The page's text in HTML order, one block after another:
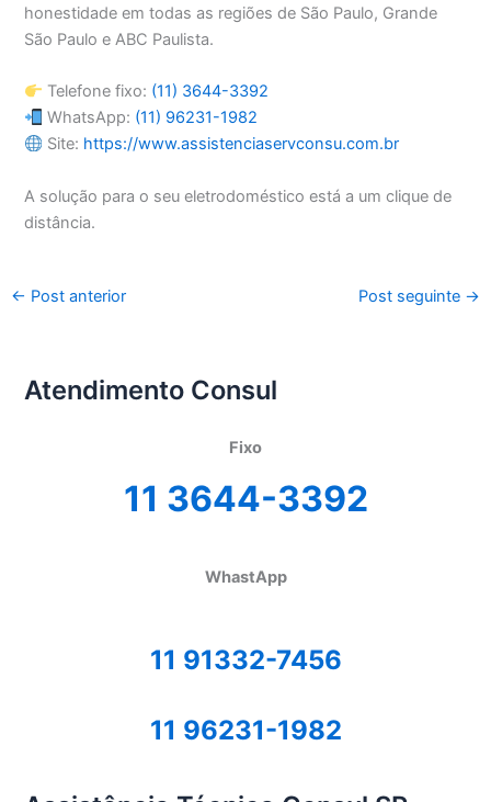
honestidade em todas as regiões de São Paulo, Grande
São Paulo e ABC Paulista.
Telefone fixo: (11) 3644-3392
WhatsApp: (11) 96231-1982
Site: https://www.assistenciaservconsu.com.br
A solução para o seu eletrodoméstico está a um clique de
distância.
← Post anterior Post seguinte →
Atendimento Consul
Fixo
11 3644-3392
WhastApp
11 91332-7456
11 96231-1982